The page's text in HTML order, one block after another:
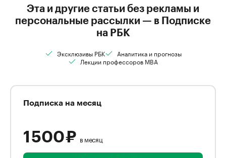
Эта и другие статьи без рекламы и
персональные рассылки — в Подписке
на РБК
Эксклюзивы РБК
Аналитика и прогнозы
Лекции профессоров MBA
Подписка на месяц
1 500 ₽ в месяц